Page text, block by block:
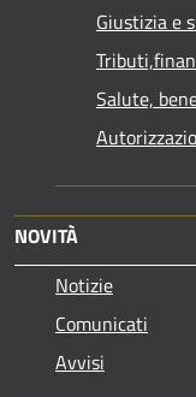
Giustizia e
Salute,
NOVITÀ
Notizie
Comunicati
Avvisi